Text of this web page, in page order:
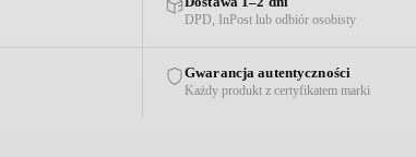
DPD, InPost lub odbiór osobisty
Gwarancja autentyczności
Każdy produkt z certyfikatem marki